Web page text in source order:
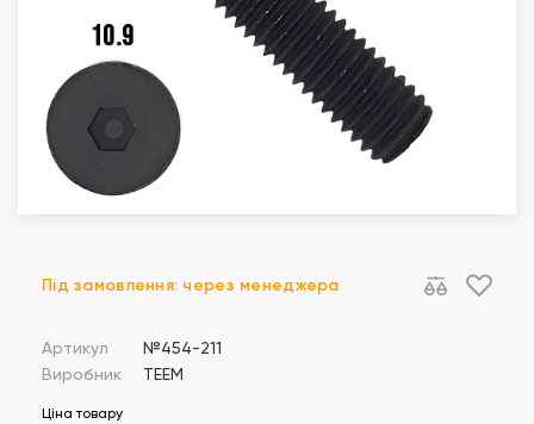
Під замовлення: через менеджера
Артикул
№454-211
Виробник
TEEM
Ціна товару